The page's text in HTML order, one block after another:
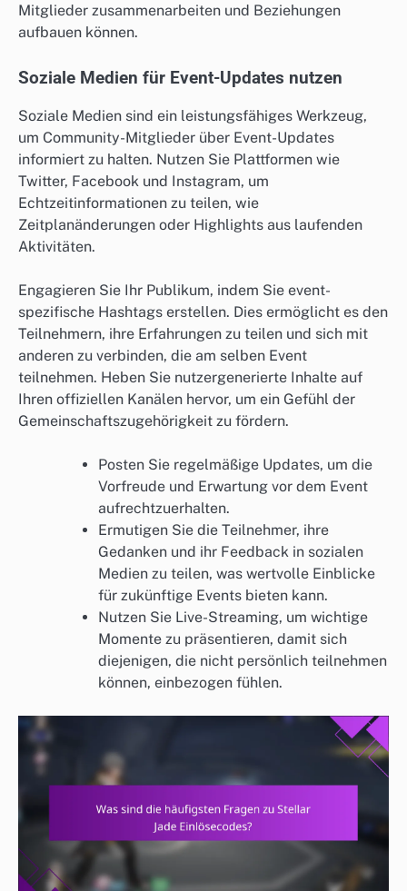
Mitglieder zusammenarbeiten und Beziehungen
aufbauen können.
Soziale Medien für Event-Updates nutzen
Soziale Medien sind ein leistungsfähiges Werkzeug,
um Community-Mitglieder über Event-Updates
informiert zu halten. Nutzen Sie Plattformen wie
Twitter, Facebook und Instagram, um
Echtzeitinformationen zu teilen, wie
Zeitplanänderungen oder Highlights aus laufenden
Aktivitäten.
Engagieren Sie Ihr Publikum, indem Sie event-
spezifische Hashtags erstellen. Dies ermöglicht es den
Teilnehmern, ihre Erfahrungen zu teilen und sich mit
anderen zu verbinden, die am selben Event
teilnehmen. Heben Sie nutzergenerierte Inhalte auf
Ihren offiziellen Kanälen hervor, um ein Gefühl der
Gemeinschaftszugehörigkeit zu fördern.
Posten Sie regelmäßige Updates, um die
Vorfreude und Erwartung vor dem Event
aufrechtzuerhalten.
Ermutigen Sie die Teilnehmer, ihre
Gedanken und ihr Feedback in sozialen
Medien zu teilen, was wertvolle Einblicke
für zukünftige Events bieten kann.
Nutzen Sie Live-Streaming, um wichtige
Momente zu präsentieren, damit sich
diejenigen, die nicht persönlich teilnehmen
können, einbezogen fühlen.